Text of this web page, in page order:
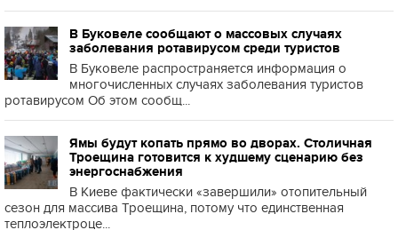
В Буковеле сообщают о массовых случаях
заболевания ротавирусом среди туристов
В Буковеле распространяется информация о
многочисленных случаях заболевания туристов
ротавирусом Об этом сообщ...
Ямы будут копать прямо во дворах. Столичная
Троещина готовится к худшему сценарию без
энергоснабжения
В Киеве фактически «завершили» отопительный
сезон для массива Троещина, потому что единственная
теплоэлектроце...